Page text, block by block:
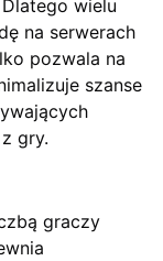
wielu
na serwerach
pozwala na
szanse
gry.
graczy